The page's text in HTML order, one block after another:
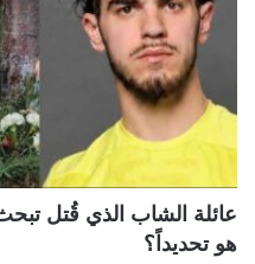
عائلة الشاب الذي قُتل
هو تحديداً؟